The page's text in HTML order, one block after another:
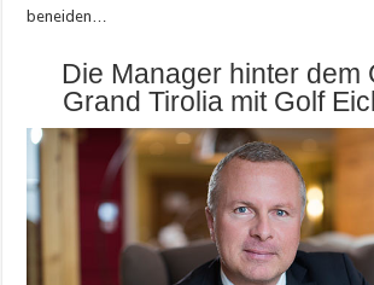
beneiden…
Die Manager hinter dem
Grand Tirolia mit Golf